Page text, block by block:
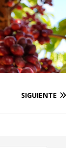
SIGUIENTE